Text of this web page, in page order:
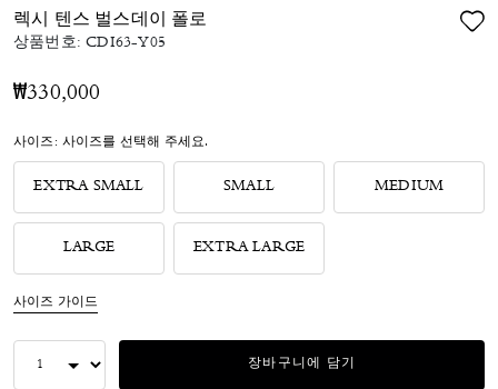
렉시 텐스 벌스데이 폴로
상품번호:CDI63-Y05
₩330,000
사이즈: 사이즈를 선택해 주세요.
EXTRA SMALL SMALL MEDIUM
LARGE EXTRA LARGE
사이즈 가이드
장바구니에 담기